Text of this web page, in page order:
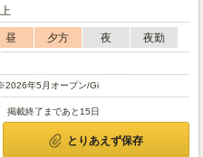
昼 夕方 夜
夜勤
年5月オープン/Gi
掲載終了まであと15日
とりあえず保存